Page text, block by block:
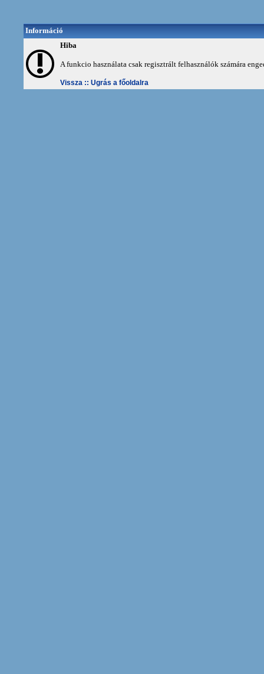
Információ
Hiba
A funkcio használata csak regisztrált felhasználók számára
Vissza :: Ugrás a főoldalra